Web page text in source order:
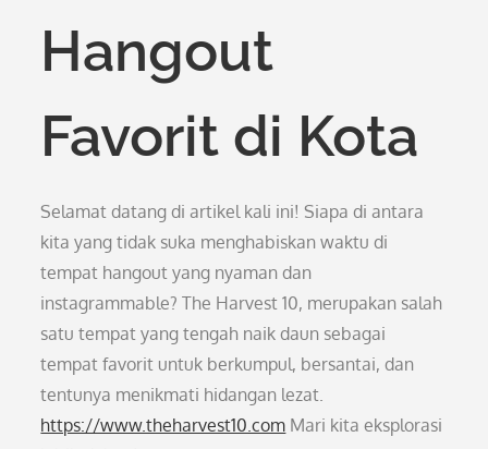
Hangout
Favorit di Kota
Selamat datang di artikel kali ini! Siapa di antara
kita yang tidak suka menghabiskan waktu di
tempat hangout yang nyaman dan
instagrammable? The Harvest 10, merupakan salah
satu tempat yang tengah naik daun sebagai
tempat favorit untuk berkumpul, bersantai, dan
tentunya menikmati hidangan lezat.
https://www.theharvest10.com Mari kita eksplorasi